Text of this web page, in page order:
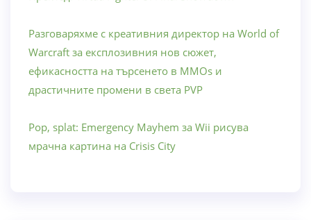
Разговаряхме с креативния директор на World of
Warcraft за експлозивния нов сюжет,
ефикасността на търсенето в MMOs и
драстичните промени в света PVP
Pop, splat: Emergency Mayhem за Wii рисува
мрачна картина на Crisis City